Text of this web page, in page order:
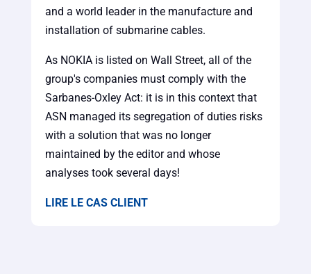
and a world leader in the manufacture and
installation of submarine cables.
As NOKIA is listed on Wall Street, all of the
group's companies must comply with the
Sarbanes-Oxley Act: it is in this context that
ASN managed its segregation of duties risks
with a solution that was no longer
maintained by the editor and whose
analyses took several days!
LIRE LE CAS CLIENT